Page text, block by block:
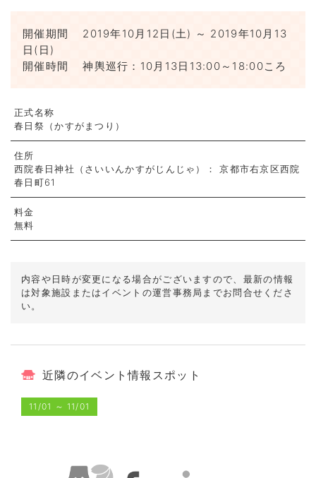
開催期間
2019年10月12日(土) ～ 2019年10月13
日(日)
開催時間
神輿巡行：10月13日13:00～18:00ころ
正式名称
春日祭（かすがまつり）
住所
西院春日神社（さいいんかすがじんじゃ）： 京都市右京区西院
春日町61
料金
無料
内容や日時が変更になる場合がございますので、 最新の情報
は対象施設またはイベントの運営事務局までお問合せくださ
い。
近隣のイベント情報スポット
11/01 ～ 11/01